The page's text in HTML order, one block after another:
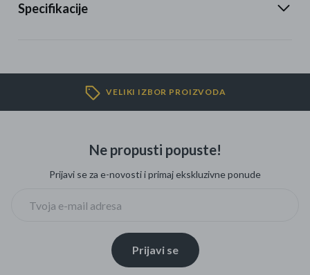
Specifikacije
VELIKI IZBOR PROIZVODA
Ne propusti popuste!
Prijavi se za e-novosti i primaj ekskluzivne ponude
Prijavi se